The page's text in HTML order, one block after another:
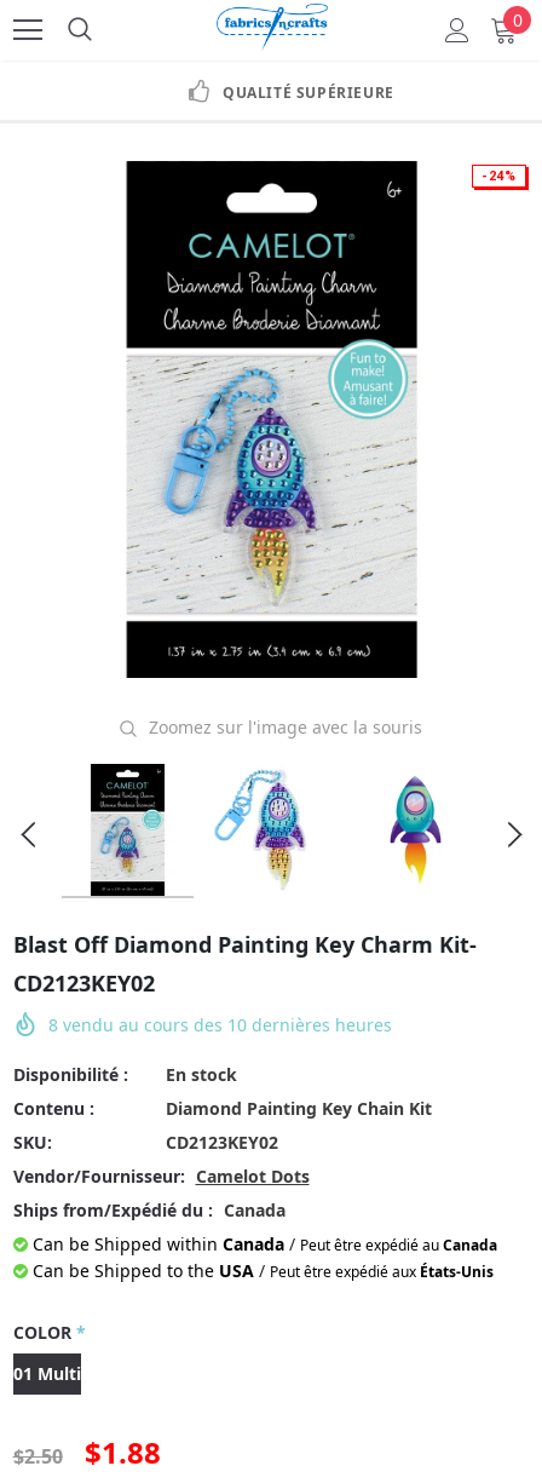
0
QUALITÉ SUPÉRIEURE
-24%
Zoomez sur l'image avec la souris
Blast Off Diamond Painting Key Charm Kit-
CD2123KEY02
8 vendu au cours des 10 dernières heures
Disponibilité :
En stock
Contenu :
Diamond Painting Key Chain Kit
SKU:
CD2123KEY02
Vendor/Fournisseur: Camelot Dots
Ships from/Expédié du : Canada
Can be Shipped within Canada/ Peut être expédié auCanada
Can be Shipped to the USA/ Peut être expédié aux États-Unis
COLOR *
01 Multi
$2.50 $1.88